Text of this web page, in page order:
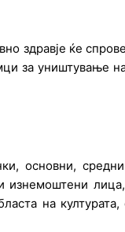
здравје ќе
за уништување
основни,
изнемоштени
на културата,